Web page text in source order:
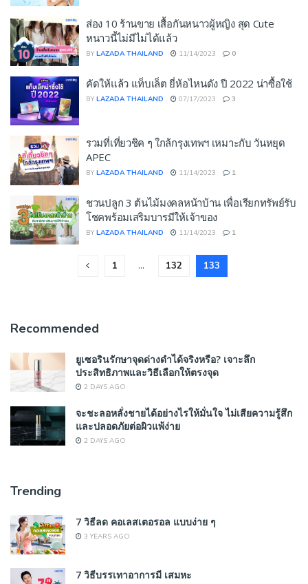
ส่อง 10 ร้านขาย เสื้อกันหนาวผู้หญิง สุด Cute
หนาวนี้ไม่มีไม่ได้แล้ว
BY LAZADA THAILAND 11/14/2023 0
คัดให้แล้ว แท็บเล็ต ยี่ห้อไหนดัง ปี 2022 น่าซื้อใช้
BY LAZADA THAILAND 07/17/2023 3
รวมที่เที่ยวชิค ๆ ใกล้กรุงเทพฯ เหมาะกับ วันหยุด
APEC
BY LAZADA THAILAND 11/14/2023 1
ชวนปลูก 3 ต้นไม้มงคลหน้าบ้าน เพื่อเรียกทรัพย์รับ
โชคพร้อมเสริมบารมีให้เจ้าของ
BY LAZADA THAILAND 11/14/2023 1
1 … 132 133
Recommended
ยูเซอรินรักษาจุดด่างดำได้จริงหรือ? เจาะลึก
ประสิทธิภาพและวิธีเลือกให้ตรงจุด
2 DAYS AGO
จะชะลอหลั่งชายได้อย่างไรให้มั่นใจ ไม่เสียความรู้สึก
และปลอดภัยต่อผิวแพ้ง่าย
2 DAYS AGO
Trending
7 วิธีลด คอเลสเตอรอล แบบง่าย ๆ
3 YEARS AGO
7 วิธีบรรเทาอาการมี เสมหะ